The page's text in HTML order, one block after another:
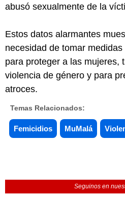
abusó sexualmente de la
Estos datos alarmantes
necesidad de tomar
para proteger a las mujeres,
violencia de género y para
atroces.
Temas Relacionados:
Femicidios MuMalá
Seguinos en